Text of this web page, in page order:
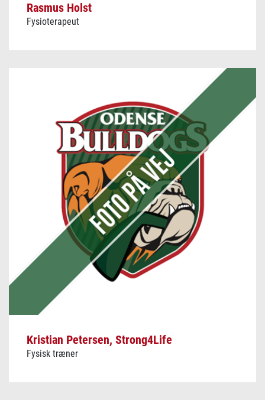
Rasmus Holst
Fysioterapeut
Kristian Petersen, Strong4Life
Fysisk træner